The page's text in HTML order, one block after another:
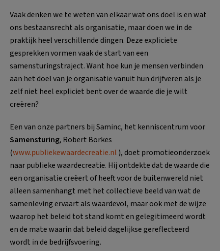
Vaak denken we te weten van elkaar wat ons doel is en wat
ons bestaansrecht als organisatie, maar doen we in de
praktijk heel verschillende dingen. Deze expliciete
gesprekken vormen vaak de start van een
samensturingstraject. Want hoe kun je mensen verbinden
aan het doel van je organisatie vanuit hun drijfveren als je
zelf niet heel expliciet bent over de waarde die je wilt
creëren?
Een van onze partners bij Saminc, het kenniscentrum voor
Samensturing, Robert Borkes
(www.publiekewaardecreatie.nl ), doet promotieonderzoek
naar publieke waardecreatie. Hij ontdekte dat de waarde die
een organisatie creëert of heeft voor de buitenwereld niet
alleen samenhangt met het collectieve beeld van wat de
samenleving ervaart als waardevol, maar ook met de wijze
waarop het beleid tot stand komt en gelegitimeerd wordt
en de mate waarin dat beleid dagelijkse gereflecteerd
wordt in de bedrijfsvoering.